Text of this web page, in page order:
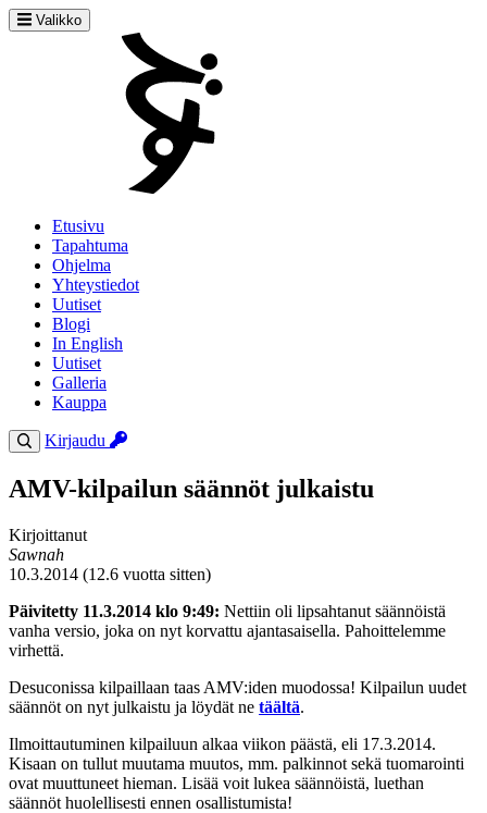
Valikko
Etusivu
Tapahtuma
Ohjelma
Yhteystiedot
Uutiset
Blogi
In English
Uutiset
Galleria
Kauppa
Kirjaudu
AMV-kilpailun säännöt julkaistu
Kirjoittanut
Sawnah
10.3.2014 (12.6 vuotta sitten)
Päivitetty 11.3.2014 klo 9:49: Nettiin oli lipsahtanut säännöistä
vanha versio, joka on nyt korvattu ajantasaisella. Pahoittelemme
virhettä.
Desuconissa kilpaillaan taas AMV:iden muodossa! Kilpailun uudet
säännöt on nyt julkaistu ja löydät ne täältä.
Ilmoittautuminen kilpailuun alkaa viikon päästä, eli 17.3.2014.
Kisaan on tullut muutama muutos, mm. palkinnot sekä tuomarointi
ovat muuttuneet hieman. Lisää voit lukea säännöistä, luethan
säännöt huolellisesti ennen osallistumista!